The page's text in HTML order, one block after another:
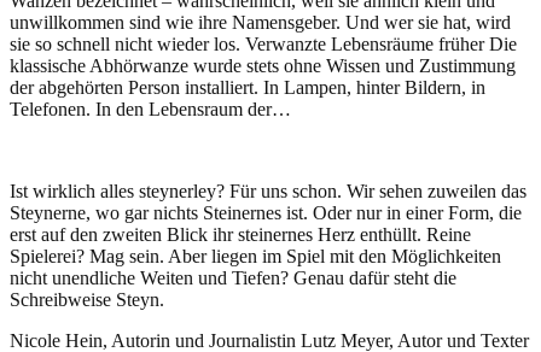
unwillkommen sind wie ihre Namensgeber. Und wer sie hat, wird
sie so schnell nicht wieder los. Verwanzte Lebensräume früher Die
klassische Abhörwanze wurde stets ohne Wissen und Zustimmung
der abgehörten Person installiert. In Lampen, hinter Bildern, in
Telefonen. In den Lebensraum der…
Ist wirklich alles steynerley? Für uns schon. Wir sehen zuweilen das
Steynerne, wo gar nichts Steinernes ist. Oder nur in einer Form, die
erst auf den zweiten Blick ihr steinernes Herz enthüllt. Reine
Spielerei? Mag sein. Aber liegen im Spiel mit den Möglichkeiten
nicht unendliche Weiten und Tiefen? Genau dafür steht die
Schreibweise Steyn.
Nicole Hein, Autorin und Journalistin Lutz Meyer, Autor und Texter